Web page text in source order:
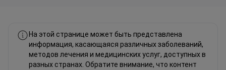
На этой странице может быть представлена
информация, касающаяся различных заболеваний,
методов лечения и медицинских услуг, доступных в
разных странах. Обратите внимание, что контент